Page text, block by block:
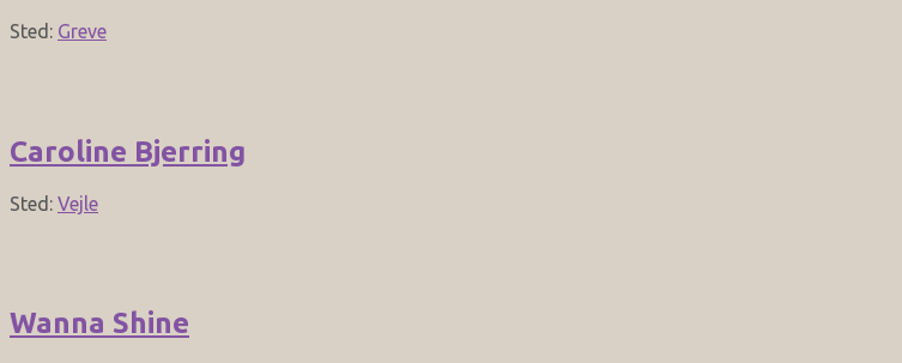
Sted: Greve
Caroline Bjerring
Sted: Vejle
Wanna Shine